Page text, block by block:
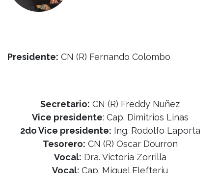
Presidente: CN (R) Fernando Colombo
Secretario: CN (R) Freddy Nuñez
Vice presidente: Cap. Dimitrios Linas
2do Vice presidente: Ing. Rodolfo Laporta
Tesorero: CN (R) Oscar Dourron
Vocal: Dra. Victoria Zorrilla
Vocal: Cap. Miguel Elefteriu